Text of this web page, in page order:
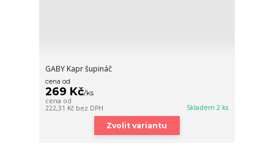
GABY Kapr šupináč
cena od
269 Kč/ks
cena od
222,31 Kč bez DPH Skladem 2 ks
Zvolit variantu